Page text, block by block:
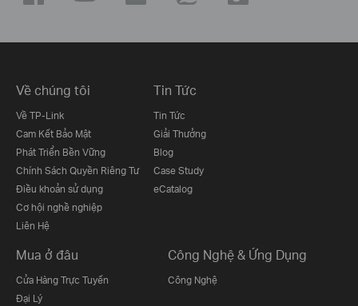
Về chúng tôi
Về TP-Link
Cam Kết Bảo Mật
Phát Triển Bền Vững
Chính Sách Quyền Riêng Tư
Điều khoản sử dụng
Cơ hội nghề nghiệp
Liên Hệ
Tin Tức
Tin Tức
Giải Thưởng
Blog
Case Study
eCatalog
Mua ở đâu
Cửa Hàng Trực Tuyến
Đại Lý
Công Nghệ & Ứng Dụng
Công Nghệ